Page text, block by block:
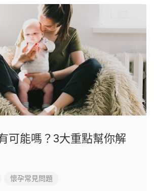
可能嗎？3大重點幫你解
懷孕常見問題